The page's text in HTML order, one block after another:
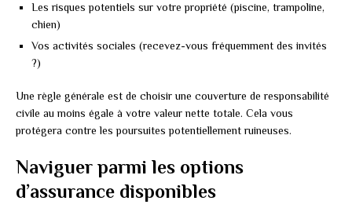
Les risques potentiels sur votre propriété (piscine, trampoline,
chien)
Vos activités sociales (recevez-vous fréquemment des invités
?)
Une règle générale est de choisir une couverture de responsabilité
civile au moins égale à votre valeur nette totale. Cela vous
protégera contre les poursuites potentiellement ruineuses.
Naviguer parmi les options
d’assurance disponibles